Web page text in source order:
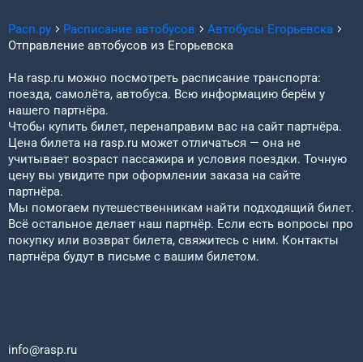
Расп.ру Расписание автобусов Автобусы Егорьевска
Отправление автобусов из Егорьевска
На rasp.ru можно посмотреть расписание транспорта:
поезда, самолёта, автобуса. Всю информацию берём у
нашего партнёра.
Чтобы купить билет, перенаправим вас на сайт партнёра.
Цена билета на rasp.ru может отличаться — она не
учитывает возраст пассажира и условия поездки. Точную
цену вы увидите при оформлении заказа на сайте
партнёра.
Мы помогаем путешественникам найти подходящий билет.
Всё остальное делает наш партнёр. Если есть вопросы про
покупку или возврат билета, свяжитесь с ним. Контакты
партнёра будут в письме с вашим билетом.
info@rasp.ru